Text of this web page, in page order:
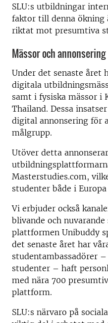
SLU:s utbildningar
faktor till denna ökning
riktat mot presumtiva
Mässor och annonsering
Under det senaste året
digitala
samt i fysiska mässor i
Thailand. Dessa
digital annonsering för
målgrupp.
Utöver detta
Masterstudies.com,
studenter både i
Vi erbjuder också
blivande och
plattformen Unibuddy
det senaste året har
studentambassadörer
studenter – haft
med nära 700
plattform.
SLU:s närvaro på